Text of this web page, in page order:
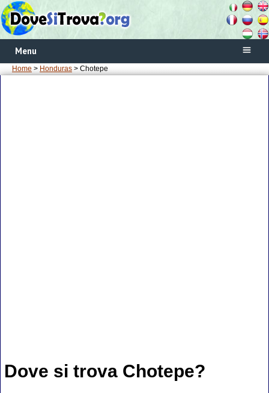
Menu
Home > Honduras > Chotepe
Dove si trova Chotepe?